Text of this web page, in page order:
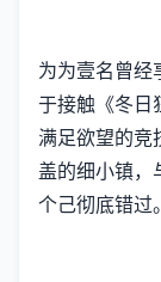
为为壹名曾经
于接触《冬日
满足欲望的竞
盖的细小镇，
个己彻底错过。